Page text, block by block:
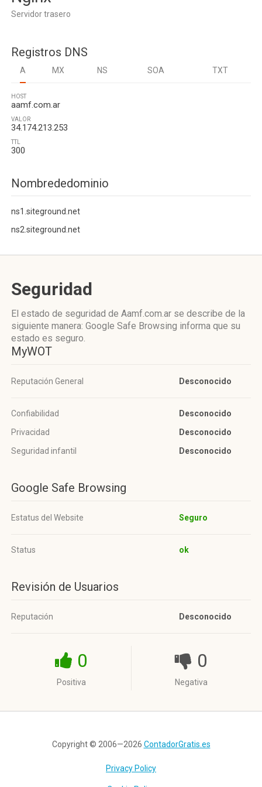
Servidor trasero
Registros DNS
A MX NS SOA TXT
HOST
aamf.com.ar
VALOR
34.174.213.253
TTL
300
Nombrededominio
ns1.siteground.net
ns2.siteground.net
Seguridad
El estado de seguridad de Aamf.com.ar se describe de la
siguiente manera: Google Safe Browsing informa que su
estado es seguro.
MyWOT
Reputación General Desconocido
Confiabilidad
Desconocido
Privacidad
Desconocido
Seguridad infantil
Desconocido
Google Safe Browsing
Estatus del Website Seguro
Status ok
Revisión de Usuarios
Reputación Desconocido
0
Positiva
0
Negativa
Copyright © 2006—2026 ContadorGratis.es
Privacy Policy